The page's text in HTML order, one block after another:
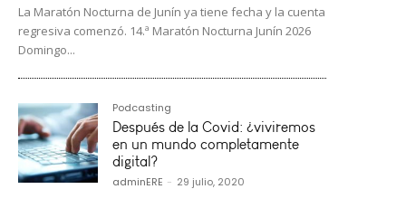
La Maratón Nocturna de Junín ya tiene fecha y la cuenta
regresiva comenzó. 14.ª Maratón Nocturna Junín 2026
Domingo...
Podcasting
Después de la Covid: ¿viviremos
en un mundo completamente
digital?
adminERE - 29 julio, 2020